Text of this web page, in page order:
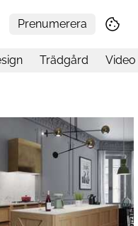
Prenumerera
Trädgård Video